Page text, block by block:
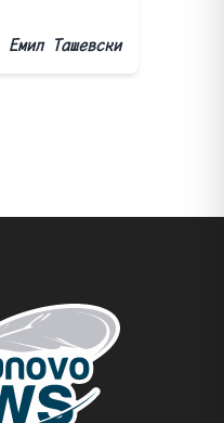
Емил Ташевски